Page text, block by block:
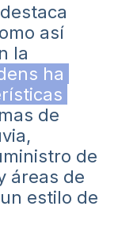
así
la
ha
de
de
áreas de
estilo de